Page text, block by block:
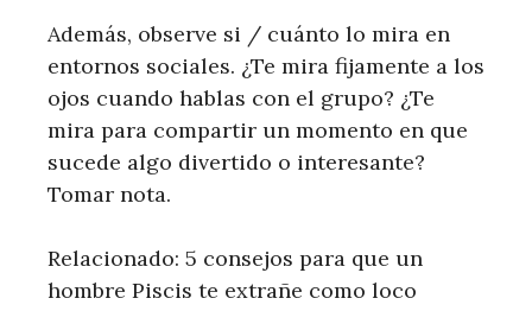
Además, observe si / cuánto lo mira en
entornos sociales. ¿Te mira fijamente a los
ojos cuando hablas con el grupo? ¿Te
mira para compartir un momento en que
sucede algo divertido o interesante?
Tomar nota.
Relacionado: 5 consejos para que un
hombre Piscis te extrañe como loco